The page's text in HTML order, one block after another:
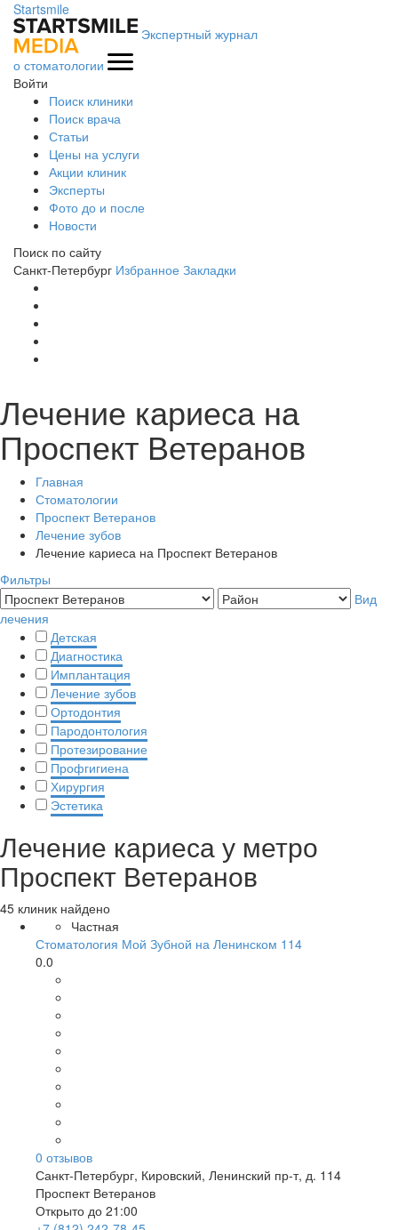
Startsmile
Экспертный журнал
о стоматологии
Войти
Поиск клиники
Поиск врача
Статьи
Цены на услуги
Акции клиник
Эксперты
Фото до и после
Новости
Поиск по сайту
Санкт-Петербург Избранное Закладки
Лечение кариеса на
Проспект Ветеранов
Главная
Стоматологии
Проспект Ветеранов
Лечение зубов
Лечение кариеса на Проспект Ветеранов
Фильтры
Вид
лечения
Детская
Диагностика
Имплантация
Лечение зубов
Ортодонтия
Пародонтология
Протезирование
Профгигиена
Хирургия
Эстетика
Лечение кариеса у метро
Проспект Ветеранов
45 клиник найдено
Частная
Стоматология Мой Зубной на Ленинском 114
0.0
0 отзывов
Санкт-Петербург, Кировский, Ленинский пр-т, д. 114
Проспект Ветеранов
Открыто до 21:00